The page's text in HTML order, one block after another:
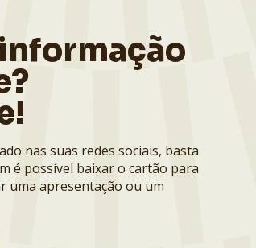
nas suas redes sociais, basta
é possível baixar o cartão para
uma apresentação ou um